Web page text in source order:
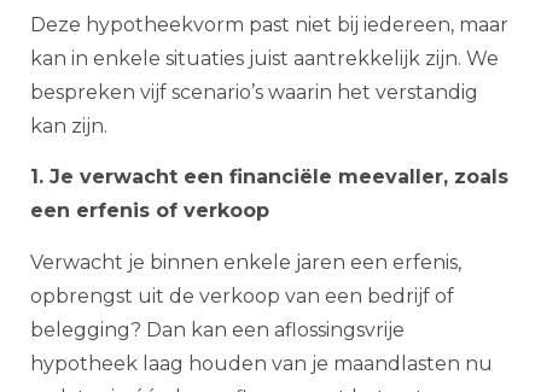
Deze hypotheekvorm past niet bij iedereen, maar
kan in enkele situaties juist aantrekkelijk zijn. We
bespreken vijf scenario’s waarin het verstandig
kan zijn.
1. Je verwacht een financiële meevaller, zoals
een erfenis of verkoop
Verwacht je binnen enkele jaren een erfenis,
opbrengst uit de verkoop van een bedrijf of
belegging? Dan kan een aflossingsvrije
hypotheek laag houden van je maandlasten nu